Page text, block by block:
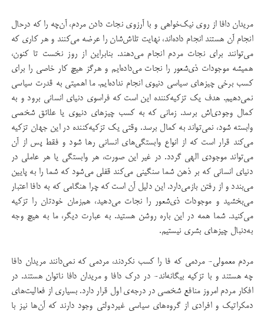
مریدان دافا از روی نیک‌خواهی و با آرزوی نجات دادن مردم، آن‌چه را که درحال
انجام آن هستند انجام داده‌اند، نهایت تلاش‌شان را عرضه می‌کنند و هر کاری که
می‌توانند برای نجات مردم انجام می‌دهند. بنابراین از روز نخست تا کنون،
همیشه موجودات ذی‌شعور را نجات می‌داده‌ایم و هرگز هیچ کار خاصی را برای
کسب برخی چیزهای سیاسی دنیوی انجام نداده‌ایم. ما اهمیتی به قدرت سیاسی
نمی‌دهیم. هدف یک تزکیه‌کننده این است که فراسوی دنیای انسانی برود و به
کمال وجودی‌اش برسد. زمانی که به کسب چیزهای دنیوی یا علائق شخصی
وابسته شود، نمی‌تواند به کمال برسد. وقتی یک تزکیه‌کننده در این جهان تزکیه‌
می‌کند قرار است که از انواع وابستگی‌های انسانی رها ‌شود و فقط پس از آن
می‌تواند موجودی الهی گردد. در غیر این صورت، هر وابستگی یا هر عاملی در
دنیای انسانی که بر ذهن شما سنگینی می‌کند قفلی می‌شود که شما را به پایین
می‌بندد و از رفتن بازمی‌دارد. این دلیل آن است که چرا هنگامی که به دافا اعتبار
می‌بخشید و موجودات ذی‌شعور را نجات می‌دهید، هم‌زمان خودتان را تزکیه
می‌کنید. شما همه در این باره روشن هستید. به عبارت دیگر، ما به هیچ وجه
به‌دنبال چیزهای بشری نیستیم.
مردم معمولی- مردمی که فا را کسب نکردند، مردمی که نمی‌دانند مریدان دافا
چه هستند و با تزکیه بیگانه‌اند- در درک دافا و مریدان دافا ناتوان هستند. در
افکار مردم امروز منافع شخصی در درجه‌ی اول قرار دارد. بسیاری از فعالیت‌های
دمکراتیک و افرادی از گروه‌های سیاسی غیردولتی وجود دارند که آن‌ها نیز با